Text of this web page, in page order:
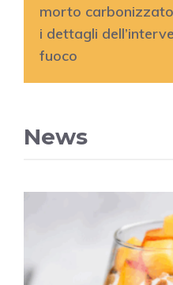
morto
i dettagli
fuoco
News